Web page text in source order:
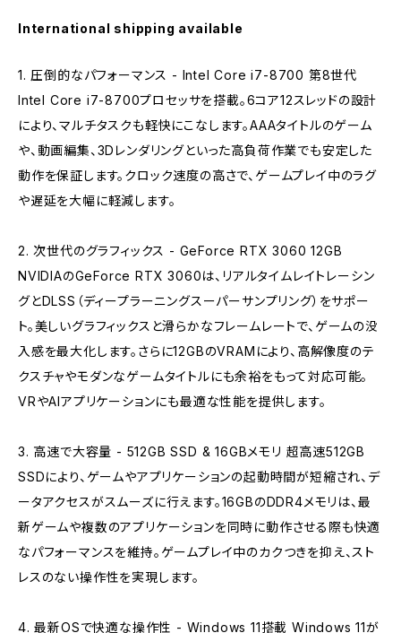
International shipping available
1. 圧倒的なパフォーマンス - Intel Core i7-8700 第8世代
Intel Core i7-8700プロセッサを搭載。6コア12スレッドの設計
により、マルチタスクも軽快にこなします。AAAタイトルのゲーム
や、動画編集、3Dレンダリングといった高負荷作業でも安定した
動作を保証します。クロック速度の高さで、ゲームプレイ中のラグ
や遅延を大幅に軽減します。
2. 次世代のグラフィックス - GeForce RTX 3060 12GB
NVIDIAのGeForce RTX 3060は、リアルタイムレイトレーシン
グとDLSS（ディープラーニングスーパーサンプリング）をサポー
ト。美しいグラフィックスと滑らかなフレームレートで、ゲームの没
入感を最大化します。さらに12GBのVRAMにより、高解像度のテ
クスチャやモダンなゲームタイトルにも余裕をもって対応可能。
VRやAIアプリケーションにも最適な性能を提供します。
3. 高速で大容量 - 512GB SSD & 16GBメモリ 超高速512GB
SSDにより、ゲームやアプリケーションの起動時間が短縮され、デ
ータアクセスがスムーズに行えます。16GBのDDR4メモリは、最
新ゲームや複数のアプリケーションを同時に動作させる際も快適
なパフォーマンスを維持。ゲームプレイ中のカクつきを抑え、スト
レスのない操作性を実現します。
4. 最新OSで快適な操作性 - Windows 11搭載 Windows 11が